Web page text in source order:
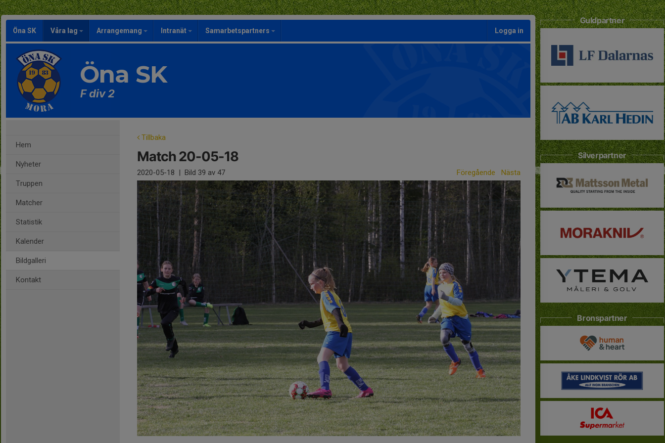
Öna SK Våra lag Arrangemang Intranät Samarbetspartners Logga in
Öna SK
F div 2
Hem
Nyheter
Truppen
Matcher
Statistik
Kalender
Bildgalleri
Kontakt
Tillbaka
Match 20-05-18
2020-05-18 | Bild 39 av 47 Föregående Nästa
Guldpartner
Silverpartner
Bronspartner